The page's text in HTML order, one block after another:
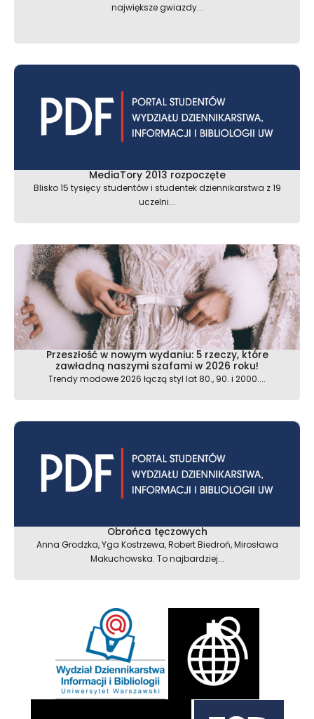
największe gwiazdy...
MediaTory 2013 rozpoczęte
Blisko 15 tysięcy studentów i studentek dziennikarstwa z 19
uczelni...
Przeszłość w nowym wydaniu: 5 rzeczy, które
zawładną naszymi szafami w 2026 roku!
Trendy modowe 2026 łączą styl lat 80., 90. i 2000....
Obrońca tęczowych
Anna Grodzka, Yga Kostrzewa, Robert Biedroń, Mirosława
Makuchowska. To najbardziej...